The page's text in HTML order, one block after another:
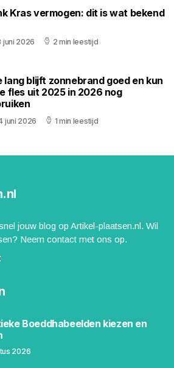
Kras vermogen: dit is wat bekend
juni 2026 2 min leestijd
lang blijft zonnebrand goed en kun
fles uit 2025 in 2026 nog
juni 2026 1 min leestijd
jouw blog op Artikel-plaatsen.nl. Wil
Neem contact met ons op.
Boeddhabeelden kiezen en
2026